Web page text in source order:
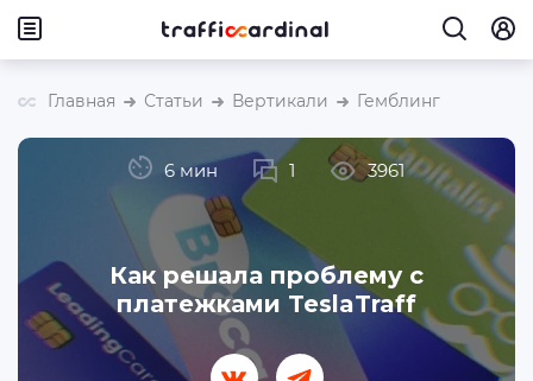
Главная Статьи Вертикали Гемблинг
Как решала проблему с
платежками TeslaTraff
6 мин 1 3961